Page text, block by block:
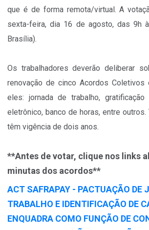
que é de forma remota/virtual. A
sexta-feira, dia 16 de agosto, das 9h
Brasília).
Os trabalhadores deverão deliberar
renovação de cinco Acordos Coletivos
eles: jornada de trabalho,
eletrônico, banco de horas, entre
têm vigência de dois anos.
**Antes de votar, clique nos links
minutas dos acordos**
ACT SAFRAPAY - PACTUAÇÃO DE
TRABALHO E IDENTIFICAÇÃO DE
ENQUADRA COMO FUNÇÃO DE